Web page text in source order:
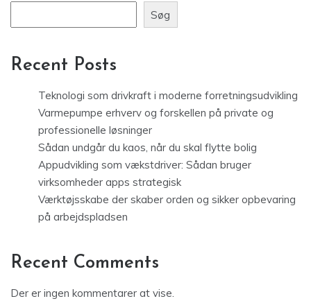
Søg
Recent Posts
Teknologi som drivkraft i moderne forretningsudvikling
Varmepumpe erhverv og forskellen på private og
professionelle løsninger
Sådan undgår du kaos, når du skal flytte bolig
Appudvikling som vækstdriver: Sådan bruger
virksomheder apps strategisk
Værktøjsskabe der skaber orden og sikker opbevaring
på arbejdspladsen
Recent Comments
Der er ingen kommentarer at vise.